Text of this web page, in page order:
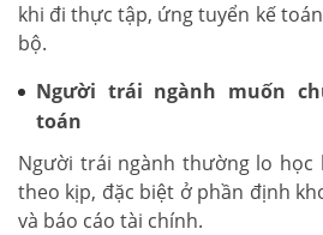
khi đi thực tập, ứng tuyển kế
bộ.
Người trái ngành muốn
toán
Người trái ngành thường lo học
theo kịp, đặc biệt ở phần định
và báo cáo tài chính.